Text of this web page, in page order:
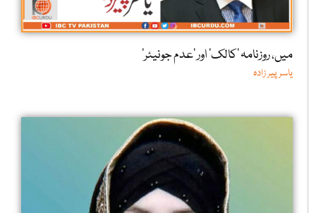
میں، روزنامہ ’کالک‘ اور ’عدم جونیئر‘
یاسر پیر زادہ